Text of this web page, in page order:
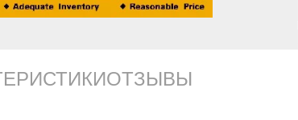
ОТЗЫВЫ